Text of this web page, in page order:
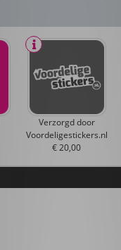
Verzorgd door
Voordeligestickers.nl
€ 20,00